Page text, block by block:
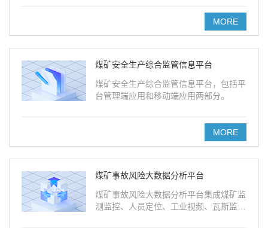
MORE
煤矿安全生产综合监管信息平台
煤矿安全生产综合监管信息平台，包括平
台管理端应用和移动端应用两部分。
MORE
煤矿事故风险大数据分析平台
煤矿事故风险大数据分析平台集成煤矿监
测监控、人员定位、工业视频、瓦斯监